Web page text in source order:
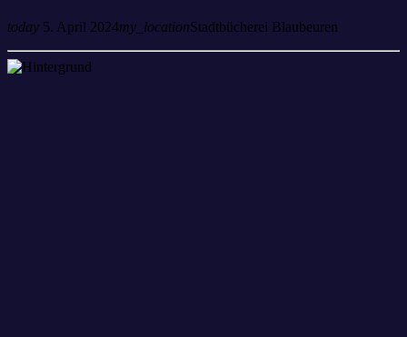
today 5. April 2024my_locationStadtbücherei Blaubeuren